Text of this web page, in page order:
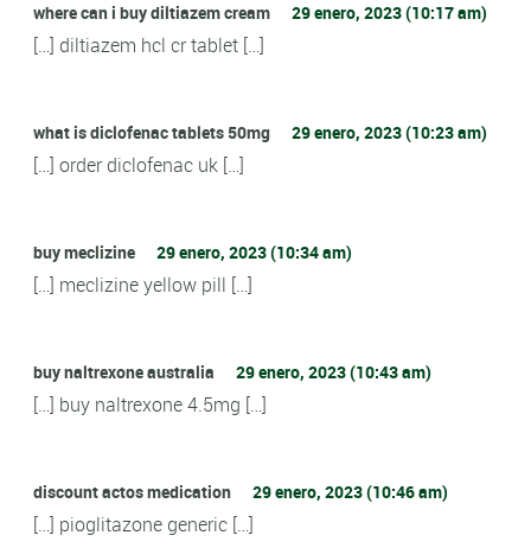
where can i buy diltiazem cream 29 enero, 2023 (10:17 am)
[…] diltiazem hcl cr tablet […]
what is diclofenac tablets 50mg 29 enero, 2023 (10:23 am)
[…] order diclofenac uk […]
buy meclizine 29 enero, 2023 (10:34 am)
[…] meclizine yellow pill […]
buy naltrexone australia 29 enero, 2023 (10:43 am)
[…] buy naltrexone 4.5mg […]
discount actos medication 29 enero, 2023 (10:46 am)
[…] pioglitazone generic […]